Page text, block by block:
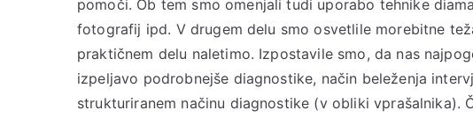
pomoči. Ob tem smo omenjali tudi uporabo tehnike
fotografij ipd. V drugem delu smo osvetlile morebitne
praktičnem delu naletimo. Izpostavile smo, da nas
izpeljavo podrobnejše diagnostike, način beleženja
strukturiranem načinu diagnostike (v obliki vprašalnika).